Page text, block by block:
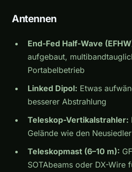
Antennen
End-Fed Half-Wave
aufgebaut,
Portabelbetrieb
Linked Dipol: Etwas
besserer Abstrahlung
Teleskop-Vertikalstrahler:
Gelände wie den
Teleskopmast (6–10 m):
SOTAbeams oder DX-Wire